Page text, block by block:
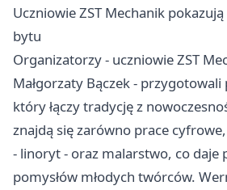
Uczniowie ZST Mechanik
bytu
Organizatorzy - uczniowie ZST
Małgorzaty Bączek - przygotowali
który łączy tradycję z
znajdą się zarówno prace
- linoryt - oraz malarstwo, co daje
pomysłów młodych twórców.